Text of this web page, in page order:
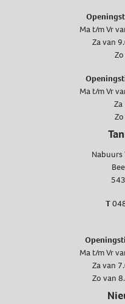
Ma t/m Vr
Za van
Ma t/m Vr
Nabuurs
T
Ma t/m Vr
Za van
Zo van